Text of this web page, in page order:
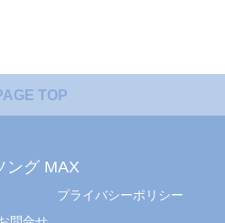
TOP
ング MAX
プライバシーポリシー